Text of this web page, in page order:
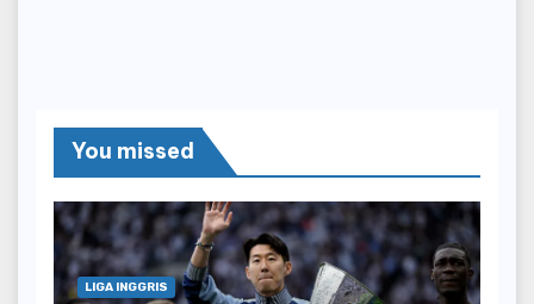
You missed
LIGA INGGRIS